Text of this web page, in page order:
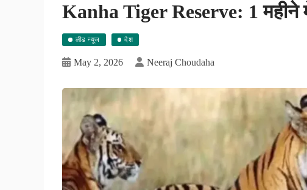
Kanha Tiger Reserve: 1 महीने में
लीड न्यूज देश
May 2, 2026 Neeraj Choudaha